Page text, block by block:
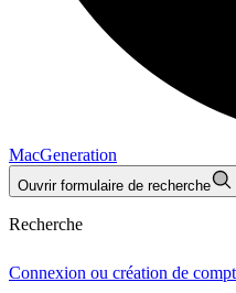
MacGeneration
Ouvrir formulaire de recherche
Recherche
Connexion ou création de